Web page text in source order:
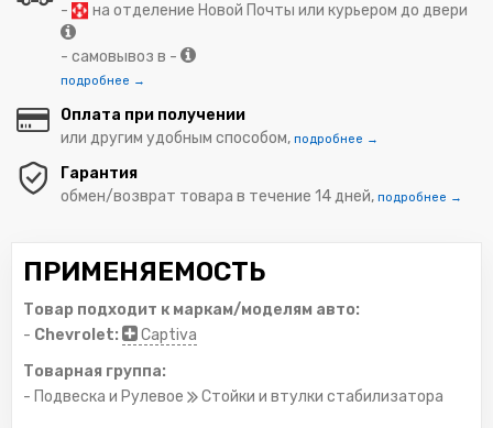
-
на отделение Новой Почты или курьером до двери
- самовывоз в -
подробнее →
Оплата при получении
или другим удобным способом, подробнее →
Гарантия
обмен/возврат товара в течение 14 дней, подробнее →
ПРИМЕНЯЕМОСТЬ
Товар подходит к маркам/моделям авто:
- Chevrolet:
Captiva
Товарная группа:
- Подвеска и Рулевое
Стойки и втулки стабилизатора